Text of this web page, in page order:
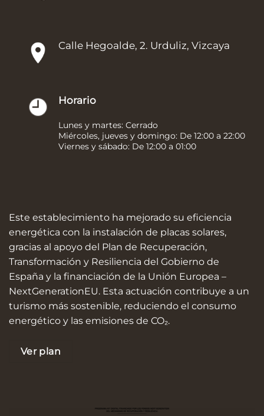
Calle Hegoalde, 2. Urduliz, Vizcaya
Horario
Lunes y martes: Cerrado
Miércoles, jueves y domingo: De 12:00 a 22:00
Viernes y sábado: De 12:00 a 01:00
Este establecimiento ha mejorado su eficiencia
energética con la instalación de placas solares,
gracias al apoyo del Plan de Recuperación,
Transformación y Resiliencia del Gobierno de
España y la financiación de la Unión Europea –
NextGenerationEU. Esta actuación contribuye a un
turismo más sostenible, reduciendo el consumo
energético y las emisiones de CO₂.
Ver plan